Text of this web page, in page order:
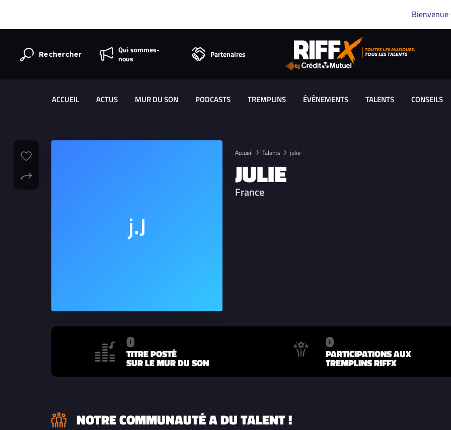
Bienvenue
Rechercher
Qui sommes-
nous
Partenaires
ACCUEIL ACTUS MUR DU SON PODCASTS TREMPLINS ÉVÈNEMENTS TALENTS CONSEILS
Accueil Talents julie
JULIE
France
0
TITRE POSTÉ
SUR LE MUR DU SON
0
PARTICIPATIONS AUX
TREMPLINS RIFFX
NOTRE COMMUNAUTÉ A DU TALENT !